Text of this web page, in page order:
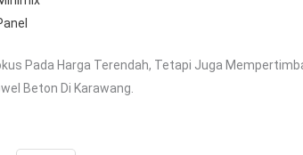
Pada Harga Terendah, Tetapi Juga
Beton Di Karawang.